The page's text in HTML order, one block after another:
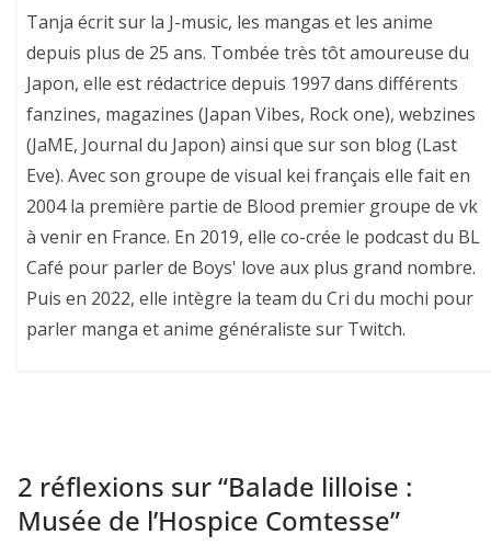
Tanja écrit sur la J-music, les mangas et les anime
depuis plus de 25 ans. Tombée très tôt amoureuse du
Japon, elle est rédactrice depuis 1997 dans différents
fanzines, magazines (Japan Vibes, Rock one), webzines
(JaME, Journal du Japon) ainsi que sur son blog (Last
Eve). Avec son groupe de visual kei français elle fait en
2004 la première partie de Blood premier groupe de vk
à venir en France. En 2019, elle co-crée le podcast du BL
Café pour parler de Boys' love aux plus grand nombre.
Puis en 2022, elle intègre la team du Cri du mochi pour
parler manga et anime généraliste sur Twitch.
2 réflexions sur “Balade lilloise :
Musée de l’Hospice Comtesse”